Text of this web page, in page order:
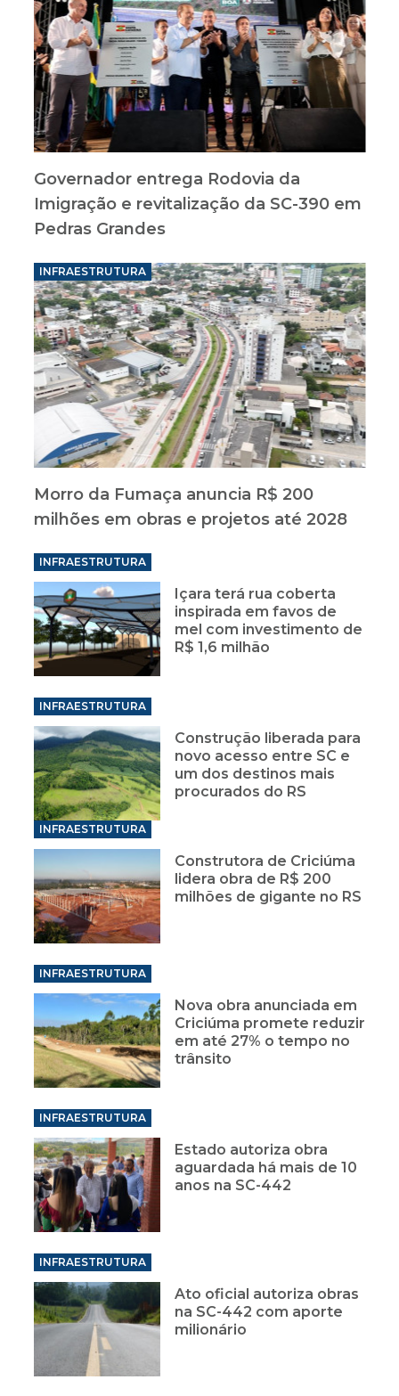
Governador entrega Rodovia da
Imigração e revitalização da SC-390 em
Pedras Grandes
INFRAESTRUTURA
Morro da Fumaça anuncia R$ 200
milhões em obras e projetos até 2028
INFRAESTRUTURA
Içara terá rua coberta
inspirada em favos de
mel com investimento de
R$ 1,6 milhão
INFRAESTRUTURA
Construção liberada para
novo acesso entre SC e
um dos destinos mais
procurados do RS
INFRAESTRUTURA
Construtora de Criciúma
lidera obra de R$ 200
milhões de gigante no RS
INFRAESTRUTURA
Nova obra anunciada em
Criciúma promete reduzir
em até 27% o tempo no
trânsito
INFRAESTRUTURA
Estado autoriza obra
aguardada há mais de 10
anos na SC-442
INFRAESTRUTURA
Ato oficial autoriza obras
na SC-442 com aporte
milionário